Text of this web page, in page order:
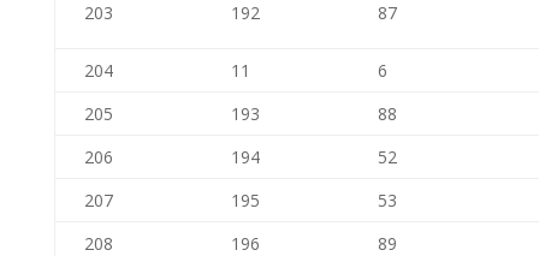
203 192 87
204 11
6
205
193
88
206
194
52
207
195
53
208
196
89